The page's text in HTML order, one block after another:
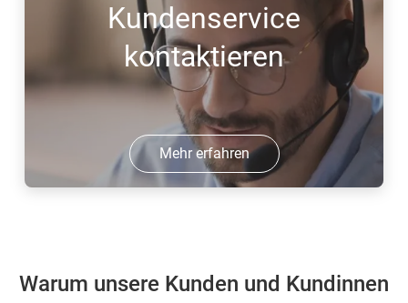
Kundenservice
kontaktieren
Mehr erfahren
Warum unsere Kunden und Kundinnen